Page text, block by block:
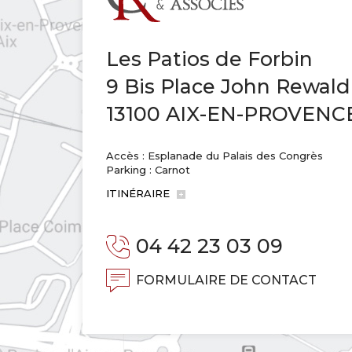
Les Patios de Forbin
9 Bis Place John Rewald
13100 AIX-EN-
Accès : Esplanade du Palais des Congrès
Parking : Carnot
ITINÉRAIRE
04 42 23 03 09
FORMULAIRE DE CONTACT